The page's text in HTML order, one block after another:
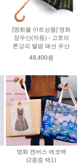
[명화몰 아트상품] 명화
장우산(자동) - 고흐의
론강의 별밤 패션 우산
48,400원
명화 캔버스 에코백
(2종중 택1)